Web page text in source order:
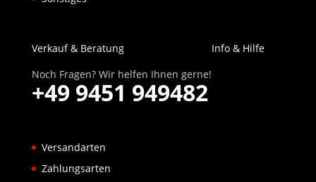
Verkauf & Beratung
Noch Fragen? Wir helfen Ihnen gerne!
+49 9451 949482
Info & Hilfe
Versandarten
Zahlungsarten